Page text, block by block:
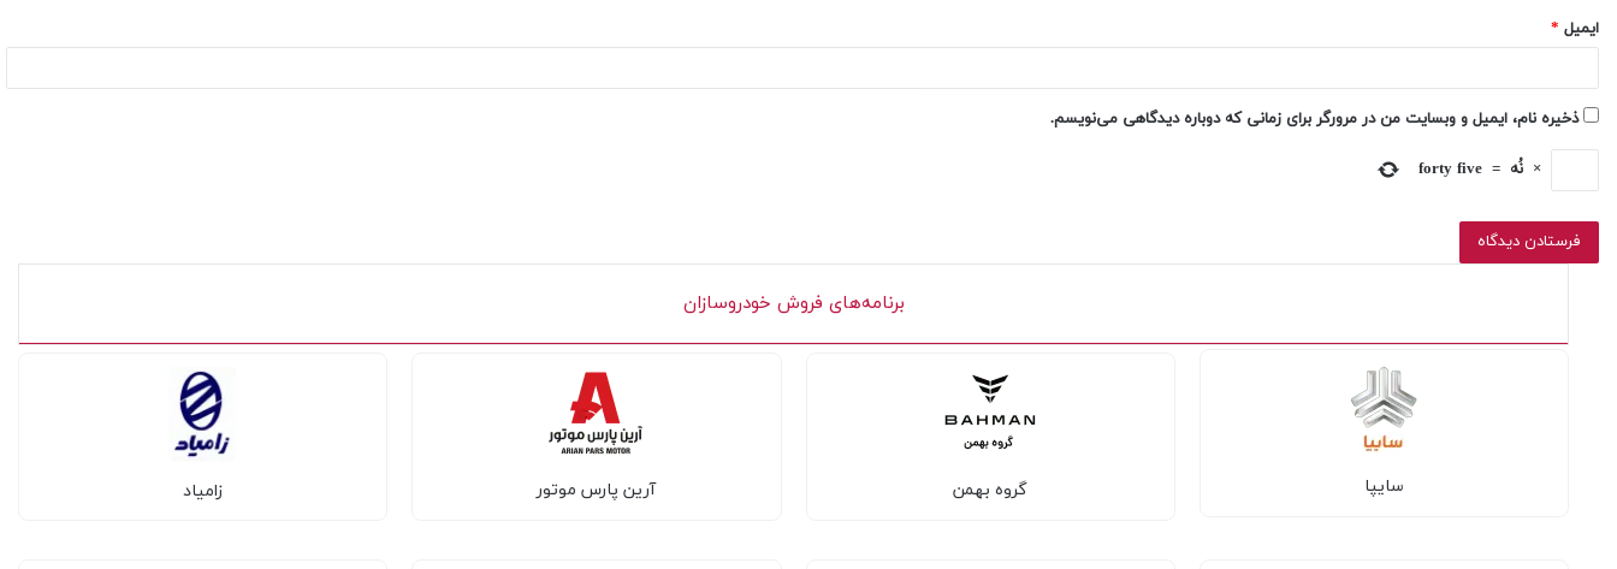
ایمیل *
ذخیره نام، ایمیل و وبسایت من در مرورگر برای زمانی که دوباره دیدگاهی می‌نویسم.
× نُه =
forty five
برنامه‌های فروش خودروسازان
سایپا گروه بهمن آرین پارس موتور زامیاد